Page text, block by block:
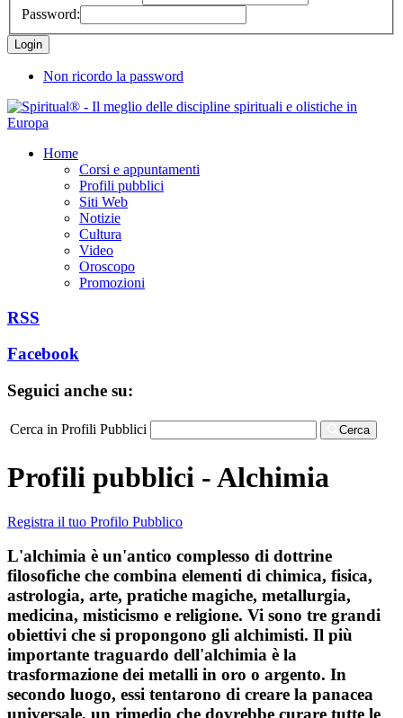
Password:
Non ricordo la password
Home
Corsi e appuntamenti
Profili pubblici
Siti Web
Notizie
Cultura
Video
Oroscopo
Promozioni
RSS
Facebook
Seguici anche su:
Cerca in Profili Pubblici Cerca
Profili pubblici - Alchimia
Registra il tuo Profilo Pubblico
L'alchimia è un'antico complesso di dottrine
filosofiche che combina elementi di chimica, fisica,
astrologia, arte, pratiche magiche, metallurgia,
medicina, misticismo e religione. Vi sono tre grandi
obiettivi che si propongono gli alchimisti. Il più
importante traguardo dell'alchimia è la
trasformazione dei metalli in oro o argento. In
secondo luogo, essi tentarono di creare la panacea
universale, un rimedio che dovrebbe curare tutte le